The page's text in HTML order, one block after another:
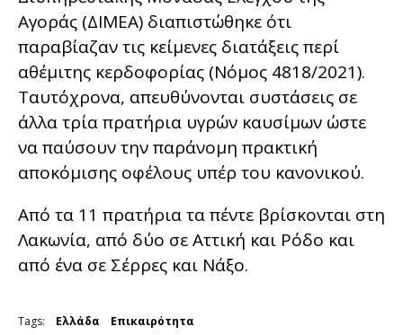
Αγοράς (ΔΙΜΕΑ) διαπιστώθηκε ότι
παραβίαζαν τις κείμενες διατάξεις περί
αθέμιτης κερδοφορίας (Νόμος 4818/2021).
Ταυτόχρονα, απευθύνονται συστάσεις σε
άλλα τρία πρατήρια υγρών καυσίμων ώστε
να παύσουν την παράνομη πρακτική
αποκόμισης οφέλους υπέρ του κανονικού.
Από τα 11 πρατήρια τα πέντε βρίσκονται στη
Λακωνία, από δύο σε Αττική και Ρόδο και
από ένα σε Σέρρες και Νάξο.
Tags: Ελλάδα Επικαιρότητα